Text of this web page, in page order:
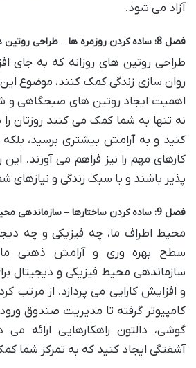
آزاد می شود.
فصل 8: ساده کردن روزمره ها – طراحی روتین های حمایتی
طراحی روتین های روزانه که به جای
روان سازی زندگی کمک کنند، موضوع
اهمیت ایجاد روتین های صبحگاهی و
نه تنها به شما کمک می کنند روزتان
کنید و به آرامش بیشتری برسید، بلکه
کارهای مهم را نیز فراهم می آورند.
پذیر باشند و با سبک زندگی و
فصل 9: ساده کردن ساختارها – سازماندهی محیط فیزیکی و دیجیتال
محیط اطراف ما، چه فیزیکی و چه
سطح بهره وری و آرامش ذهنی
سازماندهی محیط فیزیکی و دیجیتال
و افزایش کارایی می پردازد. از مرتب
کامپیوتر گرفته تا مدیریت صندوق
گوشی، دالتون راهکارهایی ارائه
آشفتگی ایجاد کنید که به تمرکز شما